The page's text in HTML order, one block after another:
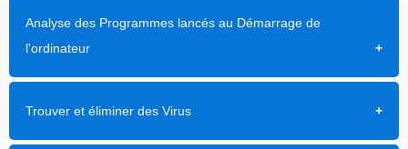
Analyse des Programmes lancés au Démarrage de
l'ordinateur
Trouver et éliminer des Virus